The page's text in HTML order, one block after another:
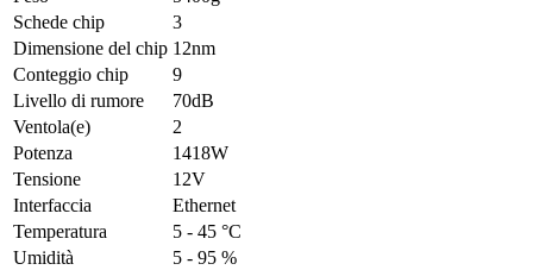
Schede chip
3
Dimensione del chip 12nm
Conteggio chip
9
Livello di rumore
70dB
Ventola(e)
2
Potenza
1418W
Tensione
12V
Interfaccia
Ethernet
Temperatura
5 - 45 °C
Umidità
5 - 95 %